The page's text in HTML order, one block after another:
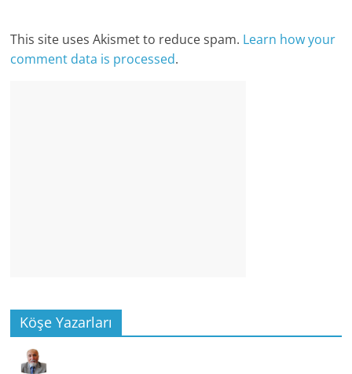
This site uses Akismet to reduce spam. Learn how your
comment data is processed.
Köşe Yazarları